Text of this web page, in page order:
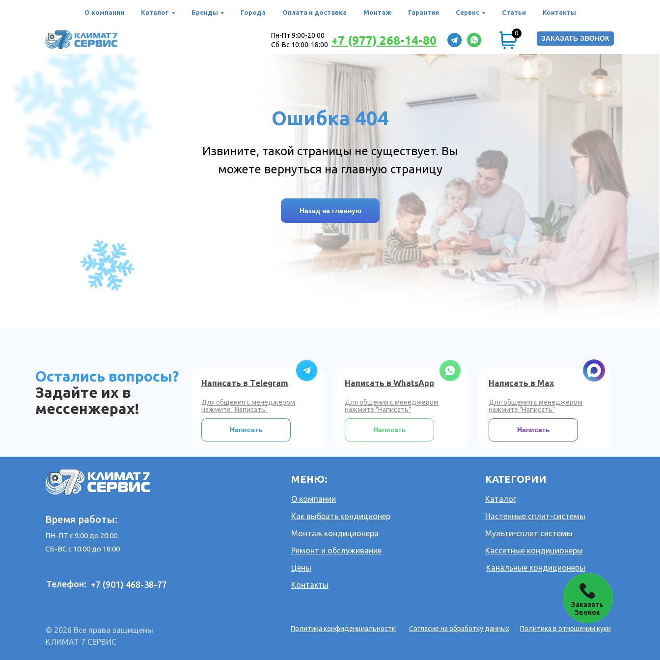
О компании Каталог Бренды Города Оплата и доставка Монтаж Гарантия Сервис Статьи Контакты
ЗАКАЗАТЬ ЗВОНОК
+7 (977) 268-14-80
Пн-Пт 9:00-20:00
Сб-Вс 10:00-18:00
0
Ошибка 404
Извините, такой страницы не существует. Вы
можете вернуться на главную страницу
Назад на главную
Остались вопросы?
Задайте их в
мессенжерах!
Написать в WhatsApp
Для общения с менеджером
нажмите "Написать"
Написать
Написать в Max
Для общения с менеджером
нажмите "Написать"
Написать
Написать в Telegram
Для общения с менеджером
нажмите "Написать"
Написать
Политика в отношении куки
Согласие на обработку данных
Политика конфиденциальности
Время работы:
ПН-ПТ с 9:00 до 20:00
СБ-ВС с 10:00 до 18:00
МЕНЮ:
О компании
Как выбрать кондиционер
Цены
Ремонт и обслуживание
Контакты
Кассетные кондиционеры
Канальные кондиционеры
Настенные сплит-системы
Мульти-сплит системы
Каталог
КАТЕГОРИИ
Монтаж кондиционера
© 2026 Все права защищены
КЛИМАТ 7 СЕРВИС
Телефон: +7 (901) 468-38-77
Заказать
Звонок